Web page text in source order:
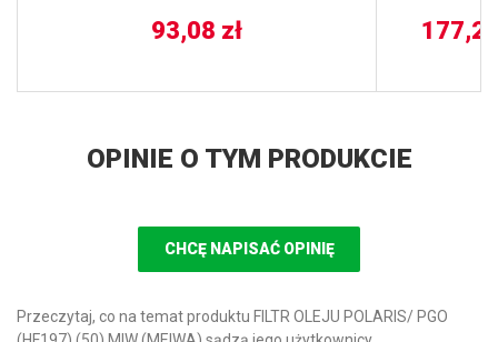
93,08 zł
BALLS
OPINIE O TYM PRODUKCIE
CHCĘ NAPISAĆ OPINIĘ
Przeczytaj, co na temat produktu FILTR OLEJU POLARIS/ PGO